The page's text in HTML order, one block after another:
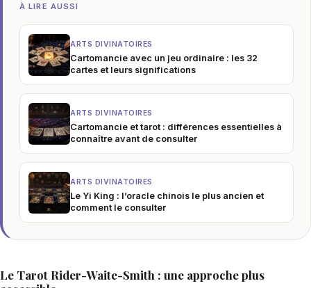
À LIRE AUSSI
ARTS DIVINATOIRES
Cartomancie avec un jeu ordinaire : les 32
cartes et leurs significations
ARTS DIVINATOIRES
Cartomancie et tarot : différences essentielles à
connaître avant de consulter
ARTS DIVINATOIRES
Le Yi King : l’oracle chinois le plus ancien et
comment le consulter
Le Tarot Rider-Waite-Smith : une approche plus